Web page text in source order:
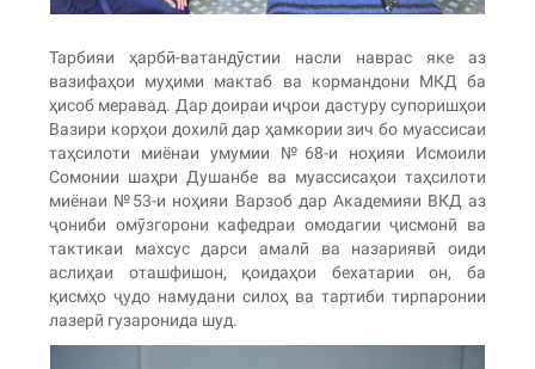
Тарбияи ҳарбӣ-ватандӯстии насли наврас яке аз
вазифаҳои муҳими мактаб ва кормандони МКД ба
ҳисоб меравад. Дар доираи иҷрои дастуру супоришҳои
Вазири корҳои дохилӣ дар ҳамкории зич бо муассисаи
таҳсилоти миёнаи умумии №68-и ноҳияи Исмоили
Сомонии шаҳри Душанбе ва муассисаҳои таҳсилоти
миёнаи №53-и ноҳияи Варзоб дар Академияи ВКД аз
ҷониби омӯзгорони кафедраи омодагии ҷисмонӣ ва
тактикаи махсус дарси амалӣ ва назариявӣ оиди
аслиҳаи оташфишон, қоидаҳои бехатарии он, ба
қисмҳо ҷудо намудани силоҳ ва тартиби тирпаронии
лазерӣ гузаронида шуд.